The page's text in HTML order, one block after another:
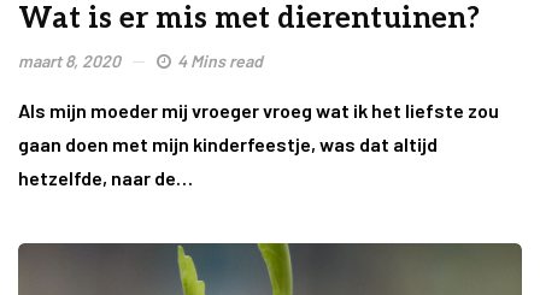
Wat is er mis met dierentuinen?
maart 8, 2020 4 Mins read
Als mijn moeder mij vroeger vroeg wat ik het liefste zou
gaan doen met mijn kinderfeestje, was dat altijd
hetzelfde, naar de…